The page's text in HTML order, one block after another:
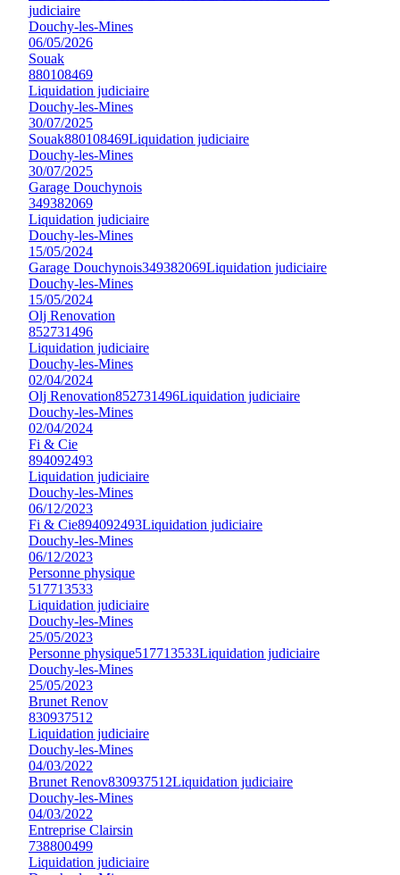
judiciaire
Douchy-les-Mines
06/05/2026
Souak
880108469
Liquidation judiciaire
Douchy-les-Mines
30/07/2025
Souak880108469Liquidation judiciaire
Douchy-les-Mines
30/07/2025
Garage Douchynois
349382069
Liquidation judiciaire
Douchy-les-Mines
15/05/2024
Garage Douchynois349382069Liquidation judiciaire
Douchy-les-Mines
15/05/2024
Olj Renovation
852731496
Liquidation judiciaire
Douchy-les-Mines
02/04/2024
Olj Renovation852731496Liquidation judiciaire
Douchy-les-Mines
02/04/2024
Fi & Cie
894092493
Liquidation judiciaire
Douchy-les-Mines
06/12/2023
Fi & Cie894092493Liquidation judiciaire
Douchy-les-Mines
06/12/2023
Personne physique
517713533
Liquidation judiciaire
Douchy-les-Mines
25/05/2023
Personne physique517713533Liquidation judiciaire
Douchy-les-Mines
25/05/2023
Brunet Renov
830937512
Liquidation judiciaire
Douchy-les-Mines
04/03/2022
Brunet Renov830937512Liquidation judiciaire
Douchy-les-Mines
04/03/2022
Entreprise Clairsin
738800499
Liquidation judiciaire